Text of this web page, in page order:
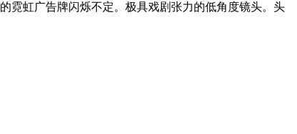
霓虹广告牌闪烁不定。极具戏剧张力的低角度镜头。头